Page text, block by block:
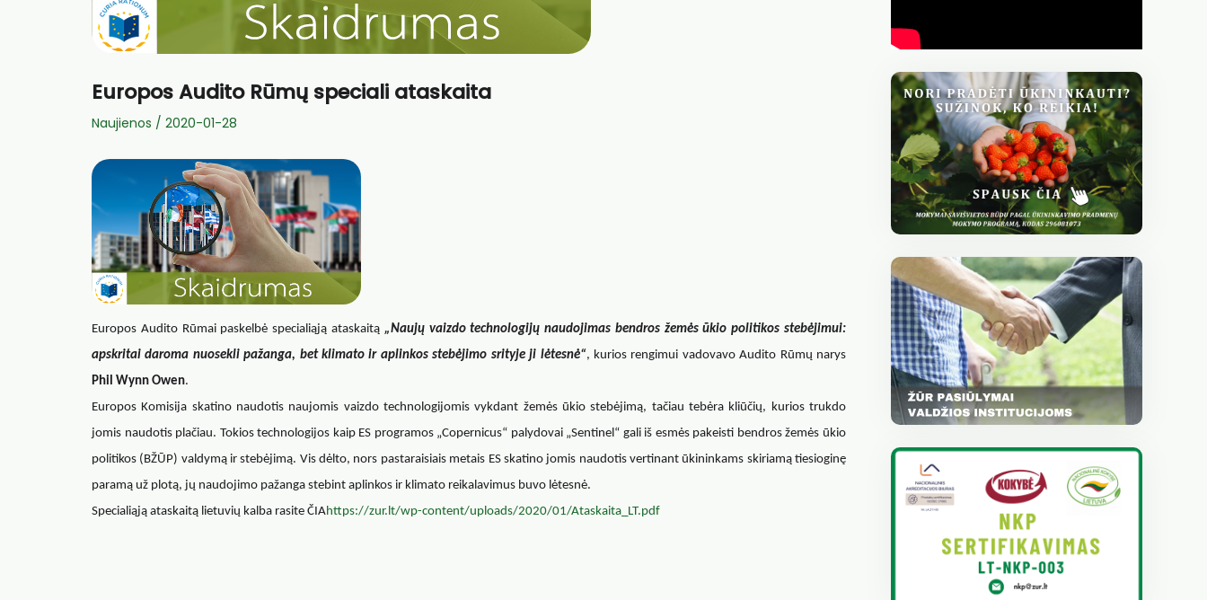
Europos Audito Rūmų speciali ataskaita
Naujienos / 2020-01-28
Europos Audito Rūmai paskelbė specialiąją ataskaitą „Naujų vaizdo technologijų naudojimas bendros žemės ūkio politikos stebėjimui:
apskritai daroma nuosekli pažanga, bet klimato ir aplinkos stebėjimo srityje ji lėtesnė“, kurios rengimui vadovavo Audito Rūmų narys
Phil Wynn Owen.
Europos Komisija skatino naudotis naujomis vaizdo technologijomis vykdant žemės ūkio stebėjimą, tačiau tebėra kliūčių, kurios trukdo
jomis naudotis plačiau. Tokios technologijos kaip ES programos „Copernicus“ palydovai „Sentinel“ gali iš esmės pakeisti bendros žemės ūkio
politikos (BŽŪP) valdymą ir stebėjimą. Vis dėlto, nors pastaraisiais metais ES skatino jomis naudotis vertinant ūkininkams skiriamą tiesioginę
paramą už plotą, jų naudojimo pažanga stebint aplinkos ir klimato reikalavimus buvo lėtesnė.
Specialiąją ataskaitą lietuvių kalba rasite ČIAhttps://zur.lt/wp-content/uploads/2020/01/Ataskaita_LT.pdf